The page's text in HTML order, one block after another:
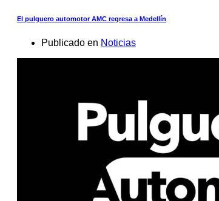
El pulguero automotor AMC regresa a Medellín
Publicado en Noticias